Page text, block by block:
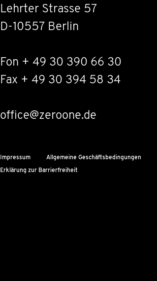
Lehrter Strasse 57
D-10557 Berlin
Fon + 49 30 390 66 30
Fax + 49 30 394 58 34
office@zeroone.de
Impressum Allgemeine Geschäftsbedingungen
Erklärung zur Barrierfreiheit